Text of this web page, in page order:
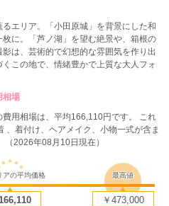
エリア。「小田原城」を背景にした和
に。「芦ノ湖」を望む絶景や、箱根の
は、芸術的で幻想的な雰囲気を作り出
この地で、情緒豊かで上質な大人フォ
相場
用相場は、平均166,110円です。 これ
、着付け、ヘアメイク、小物一式が含ま
2026年08月10日現在）
アの平均価格 最高値
￥473,000